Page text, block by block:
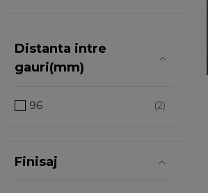
Distanta intre
gauri(mm)
96
Finisaj